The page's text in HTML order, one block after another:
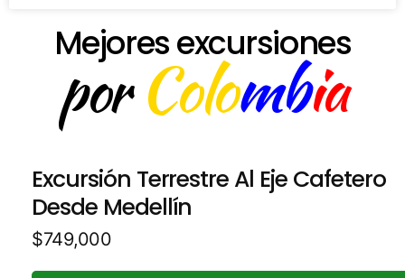
Mejores excursiones
porColombia
Excursión Terrestre Al Eje Cafetero
Desde Medellín
$749,000